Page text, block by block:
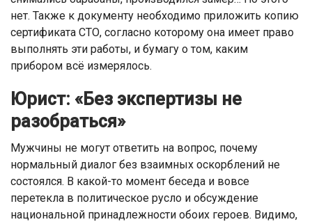
нет. Также к документу необходимо приложить копию
сертификата СТО, согласно которому она имеет право
выполнять эти работы, и бумагу о том, каким
прибором всё измерялось.
Юрист: «Без экспертизы не
разобраться»
Мужчины не могут ответить на вопрос, почему
нормальный диалог без взаимных оскорблений не
состоялся. В какой-то момент беседа и вовсе
перетекла в политическое русло и обсуждение
национальной принадлежности обоих героев. Видимо,